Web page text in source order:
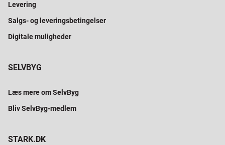
Levering
Salgs- og leveringsbetingelser
Digitale muligheder
SELVBYG
Læs mere om SelvByg
Bliv SelvByg-medlem
STARK.DK